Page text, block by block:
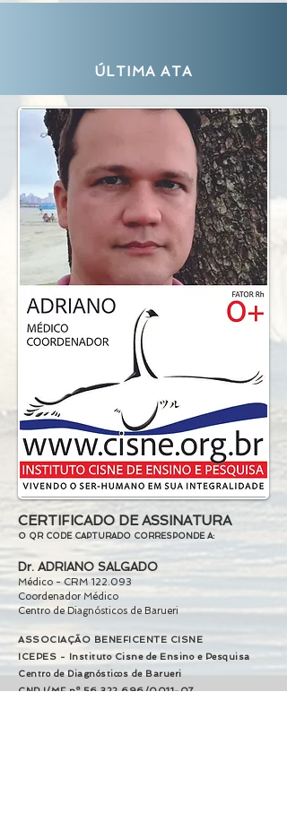
ÚLTIMA ATA
CERTIFICADO DE ASSINATURA
O QR CODE CAPTURADO CORRESPONDE A:
Dr. ADRIANO SALGADO
Médico - CRM122.093
Coordenador Médico
Centro de Diagnósticos de Barueri
ASSOCIAÇÃO BENEFICENTE CISNE
ICEPES - Instituto Cisne de Ensino e Pesquisa
Centro de Diagnósticos de Barueri
CNPJ/MFnº 56.322.696/0011-07